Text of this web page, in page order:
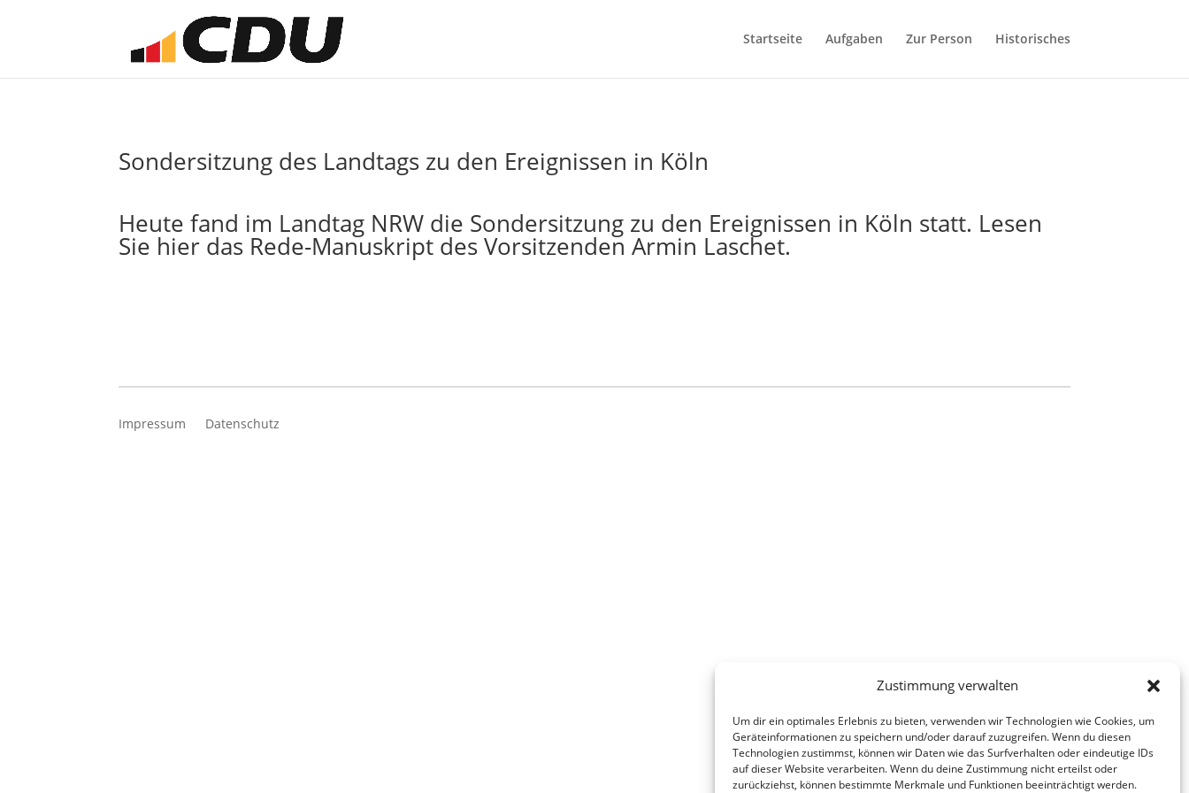
Zustimmung verwalten
Um dir ein optimales Erlebnis zu bieten, verwenden wir Technologien wie Cookies, um
Geräteinformationen zu speichern und/oder darauf zuzugreifen. Wenn du diesen
Technologien zustimmst, können wir Daten wie das Surfverhalten oder eindeutige IDs
auf dieser Website verarbeiten. Wenn du deine Zustimmung nicht erteilst oder
zurückziehst, können bestimmte Merkmale und Funktionen beeinträchtigt werden.
Startseite Aufgaben Zur Person Historisches
Sondersitzung des Landtags zu den Ereignissen in Köln
Heute fand im Landtag NRW die Sondersitzung zu den Ereignissen in Köln statt. Lesen
Sie hier das Rede-Manuskript des Vorsitzenden Armin Laschet.
Impressum Datenschutz